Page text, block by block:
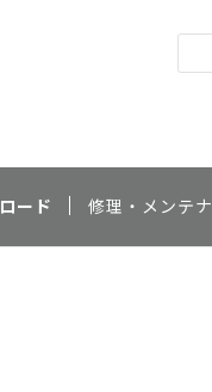
ード 修理・メンテ